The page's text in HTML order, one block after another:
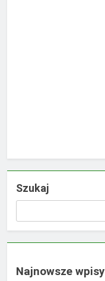
Szukaj
Najnowsze wpisy